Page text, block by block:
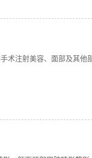
术注射美容、面部及其他